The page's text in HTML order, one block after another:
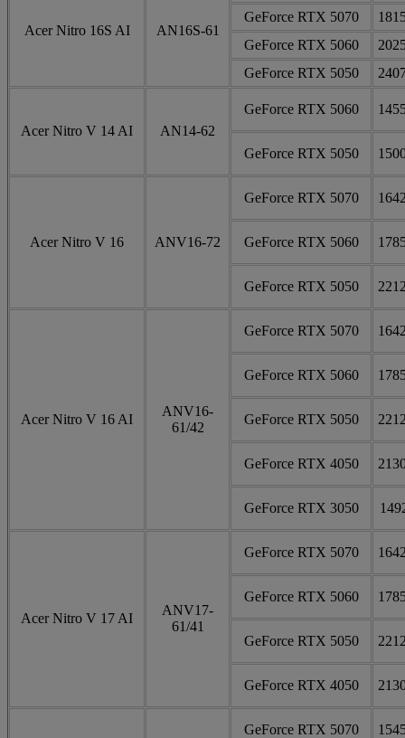
Acer Nitro 16S AI AN16S-61
GeForce RTX 5070
GeForce RTX 5060
GeForce RTX 5050
Acer Nitro V 14 AI AN14-62
GeForce RTX 5060
GeForce RTX 5050
Acer Nitro V 16 ANV16-72
GeForce RTX 5070
GeForce RTX 5060
GeForce RTX 5050
Acer Nitro V 16 AI
ANV16-
61/42
GeForce RTX 5070
GeForce RTX 5060
GeForce RTX 5050
GeForce RTX 4050
GeForce RTX 3050
Acer Nitro V 17 AI
ANV17-
61/41
GeForce RTX 5070
GeForce RTX 5060
GeForce RTX 5050
GeForce RTX 4050
GeForce RTX 5070